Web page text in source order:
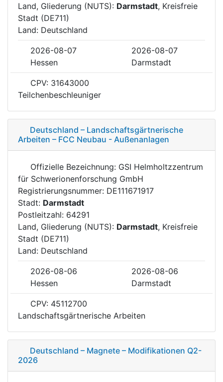
Land, Gliederung (NUTS): Darmstadt, Kreisfreie
Stadt (DE711)
Land: Deutschland
2026-08-07
2026-08-07
Hessen
Darmstadt
CPV: 31643000
Teilchenbeschleuniger
Deutschland – Landschaftsgärtnerische
Arbeiten – FCC Neubau - Außenanlagen
Offizielle Bezeichnung: GSI Helmholtzzentrum
für Schwerionenforschung GmbH
Registrierungsnummer: DE111671917
Stadt: Darmstadt
Postleitzahl: 64291
Land, Gliederung (NUTS): Darmstadt, Kreisfreie
Stadt (DE711)
Land: Deutschland
2026-08-06
2026-08-06
Hessen
Darmstadt
CPV: 45112700
Landschaftsgärtnerische Arbeiten
Deutschland – Magnete – Modifikationen Q2-
2026